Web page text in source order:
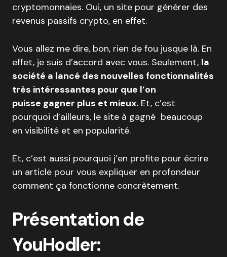
cryptomonnaies. Oui, un site pour générer des
revenus passifs crypto, en effet.
Vous allez me dire, bon, rien de fou jusque là. En
effet, je suis d’accord avec vous. Seulement, la
société a lancé des nouvelles fonctionnalités
très intéressantes pour que l’on
puisse gagner plus et mieux. Et, c’est
pourquoi d’ailleurs, le site à gagné beaucoup
en visibilité et en popularité.
Et, c’est aussi pourquoi j’en profite pour écrire
un article pour vous expliquer en profondeur
comment ça fonctionne concrètement.
Présentation de
YouHodler: